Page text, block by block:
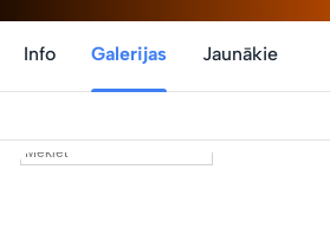
Info Galerijas Jaunākie